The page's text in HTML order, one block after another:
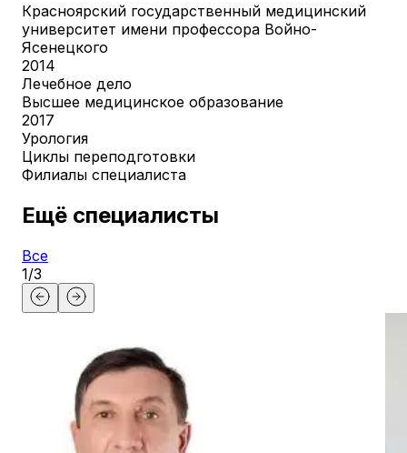
Красноярский государственный медицинский
университет имени профессора Войно-
Ясенецкого
2014
Лечебное дело
Высшее медицинское образование
2017
Урология
Циклы переподготовки
Филиалы специалиста
Ещё специалисты
Все
1/3